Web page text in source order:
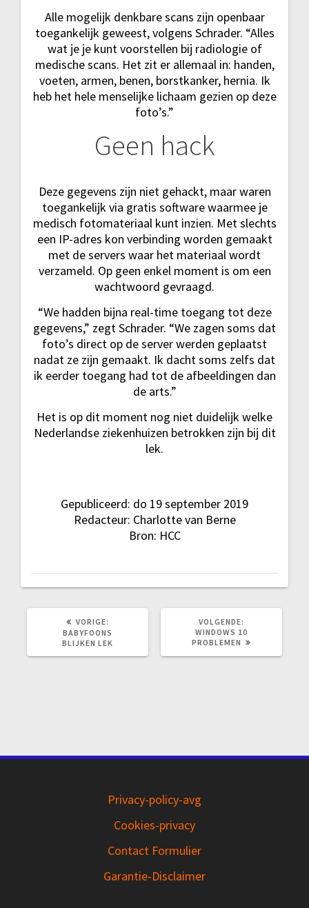
Alle mogelijk denkbare scans zijn openbaar
toegankelijk geweest, volgens Schrader. “Alles
wat je je kunt voorstellen bij radiologie of
medische scans. Het zit er allemaal in: handen,
voeten, armen, benen, borstkanker, hernia. Ik
heb het hele menselijke lichaam gezien op deze
foto’s.”
Geen hack
Deze gegevens zijn niet gehackt, maar waren
toegankelijk via gratis software waarmee je
medisch fotomateriaal kunt inzien. Met slechts
een IP-adres kon verbinding worden gemaakt
met de servers waar het materiaal wordt
verzameld. Op geen enkel moment is om een
wachtwoord gevraagd.
“We hadden bijna real-time toegang tot deze
gegevens,” zegt Schrader. “We zagen soms dat
foto’s direct op de server werden geplaatst
nadat ze zijn gemaakt. Ik dacht soms zelfs dat
ik eerder toegang had tot de afbeeldingen dan
de arts.”
Het is op dit moment nog niet duidelijk welke
Nederlandse ziekenhuizen betrokken zijn bij dit
lek.
Gepubliceerd: do 19 september 2019
Redacteur: Charlotte van Berne
Bron: HCC
VORIGE:
BERICHT:
BABYFOONS
BLIJKEN LEK
VOLGENDE:
BERICHT:
WINDOWS 10
PROBLEMEN
Privacy-policy-avg
Cookies-privacy
Contact Formulier
Garantie-Disclaimer